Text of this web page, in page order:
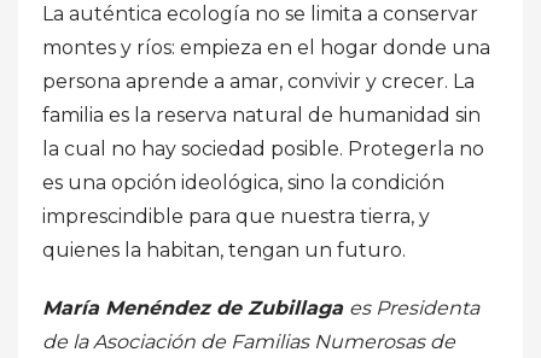
La auténtica ecología no se limita a conservar
montes y ríos: empieza en el hogar donde una
persona aprende a amar, convivir y crecer. La
familia es la reserva natural de humanidad sin
la cual no hay sociedad posible. Protegerla no
es una opción ideológica, sino la condición
imprescindible para que nuestra tierra, y
quienes la habitan, tengan un futuro.
María Menéndez de Zubillaga es Presidenta
de la Asociación de Familias Numerosas de